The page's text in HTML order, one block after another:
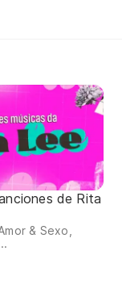
de Rita
& Sexo,